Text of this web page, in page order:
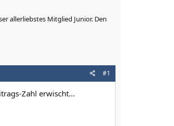
allerliebstes Mitglied Junior. Den
#1
Zahl erwischt...